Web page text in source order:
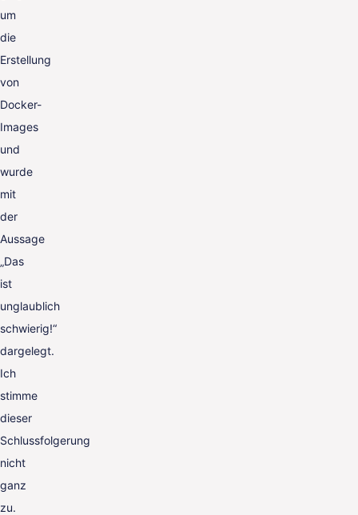
um
die
Erstellung
von
Docker-
Images
und
wurde
mit
der
Aussage
„Das
ist
unglaublich
schwierig!“
dargelegt.
Ich
stimme
dieser
Schlussfolgerung
nicht
ganz
zu.